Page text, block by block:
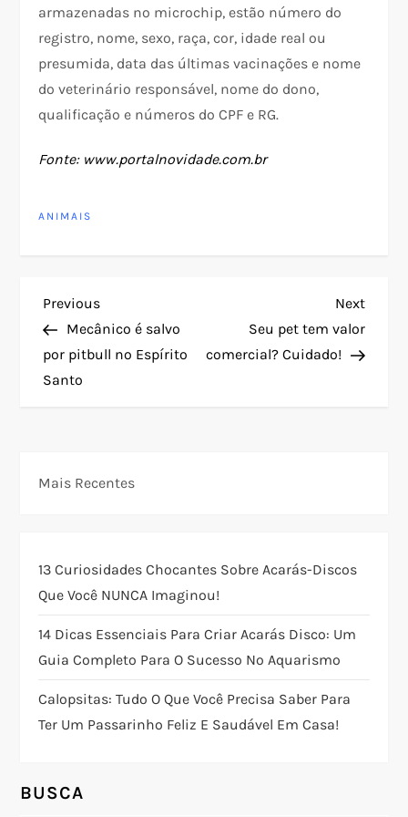
armazenadas no microchip, estão número do
registro, nome, sexo, raça, cor, idade real ou
presumida, data das últimas vacinações e nome
do veterinário responsável, nome do dono,
qualificação e números do CPF e RG.
Fonte: www.portalnovidade.com.br
ANIMAIS
N
a
v
g
ç
ã
o
d
e
P
Previous
Post
Previous
Mecânico é salvo
por pitbull no Espírito
Santo
Next
Post
Next
Seu pet tem valor
comercial? Cuidado!
Mais Recentes
13 Curiosidades Chocantes Sobre Acarás-Discos
Que Você NUNCA Imaginou!
14 Dicas Essenciais Para Criar Acarás Disco: Um
Guia Completo Para O Sucesso No Aquarismo
Calopsitas: Tudo O Que Você Precisa Saber Para
Ter Um Passarinho Feliz E Saudável Em Casa!
BUSCA